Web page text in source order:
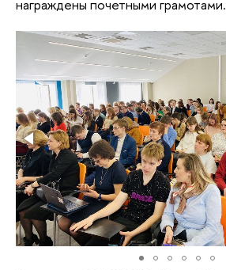
награждены почетными грамотами.